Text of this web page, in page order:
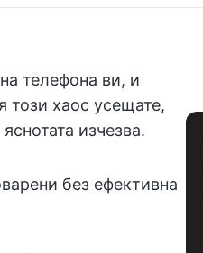
телефона ви, и
този хаос усещате,
изчезва.
без ефективна